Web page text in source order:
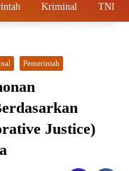
Kriminal TNI –
Pemerintah
Justice)